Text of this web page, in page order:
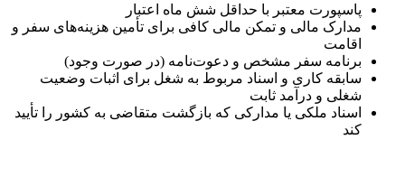
پاسپورت معتبر با حداقل شش ماه اعتبار
مدارک مالی و تمکن مالی کافی برای تأمین هزینه‌های سفر و
اقامت
برنامه سفر مشخص و دعوت‌نامه (در صورت وجود)
سابقه کاری و اسناد مربوط به شغل برای اثبات وضعیت
شغلی و درآمد ثابت
اسناد ملکی یا مدارکی که بازگشت متقاضی به کشور را تأیید
کند